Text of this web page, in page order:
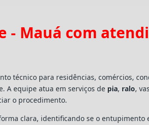
- Mauá com
técnico para residências, comércios,
A equipe atua em serviços de pia, ralo,
o procedimento.
clara, identificando se o